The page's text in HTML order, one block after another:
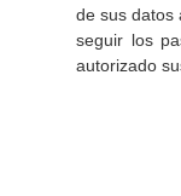
de sus datos
seguir los
autorizado